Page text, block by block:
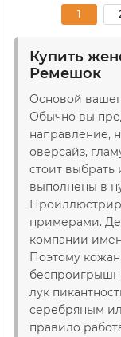
1
Купить
Ремешок
Основой
Обычно вы
направление,
оверсайз,
стоит выбрать
выполнены в
примерами.
компании
Поэтому
лук
серебряным
правило